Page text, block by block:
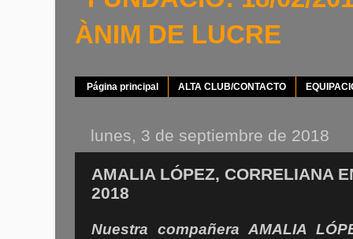
ÀNIM DE LUCRE
Página principal ALTA CLUB/CONTACTO
lunes, 3 de septiembre de 2018
AMALIA LÓPEZ, CORRELIANA
2018
Nuestra compañera AMALIA